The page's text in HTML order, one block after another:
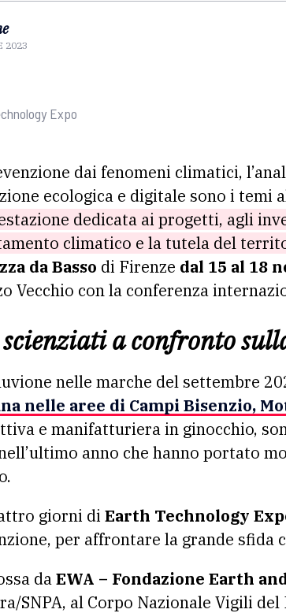
2023
Expo
dai fenomeni climatici,
ecologica e digitale sono i temi
dedicata ai progetti, agli
climatico e la tutela del
da Basso di Firenze dal 15 al 18
Vecchio con la conferenza
a confronto
nelle marche del settembre
nelle aree di Campi Bisenzio,
e manifatturiera in ginocchio,
anno che hanno portato
giorni di Earth Technology
per affrontare la grande sfida
daEWA – Fondazione Earth
SNPA, al Corpo Nazionale Vigili